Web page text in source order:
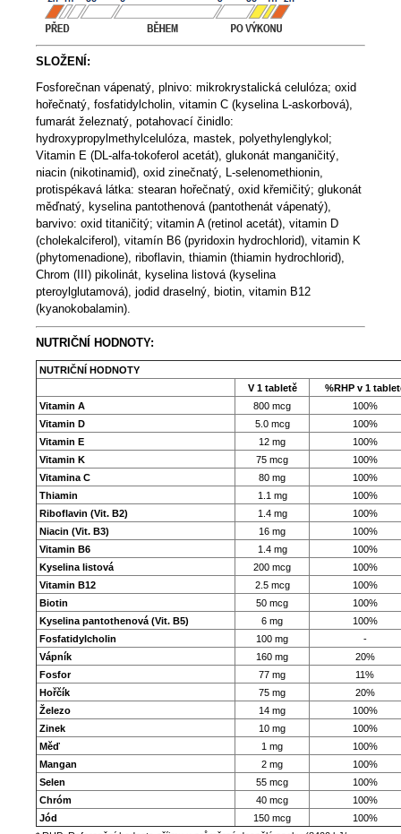
SLOŽENÍ:
Fosforečnan vápenatý, plnivo: mikrokrystalická celulóza; oxid
hořečnatý, fosfatidylcholin, vitamin C (kyselina L-askorbová),
fumarát železnatý, potahovací činidlo:
hydroxypropylmethylcelulóza, mastek, polyethylenglykol;
Vitamin E (DL-alfa-tokoferol acetát), glukonát manganičitý,
niacin (nikotinamid), oxid zinečnatý, L-selenomethionin,
protispékavá látka: stearan hořečnatý, oxid křemičitý; glukonát
měďnatý, kyselina pantothenová (pantothenát vápenatý),
barvivo: oxid titaničitý; vitamin A (retinol acetát), vitamin D
(cholekalciferol), vitamín B6 (pyridoxin hydrochlorid), vitamin K
(phytomenadione), riboflavin, thiamin (thiamin hydrochlorid),
Chrom (III) pikolinát, kyselina listová (kyselina
pteroylglutamová), jodid draselný, biotin, vitamin B12
(kyanokobalamin).
NUTRIČNÍ HODNOTY:
NUTRIČNÍ HODNOTY
V 1 tabletě
%RHP v 1
Vitamin A
800 mcg
100%
Vitamin D
5.0 mcg
100%
Vitamin E
12 mg
100%
Vitamin K
75 mcg
100%
Vitamina C
80 mg
100%
Thiamin
1.1 mg
100%
Riboflavin (Vit. B2)
1.4 mg
100%
Niacin (Vit. B3)
16 mg
100%
Vitamin B6
1.4 mg
100%
Kyselina listová
200 mcg
100%
Vitamin B12
2.5 mcg
100%
Biotin
50 mcg
100%
Kyselina pantothenová (Vit. B5)
6 mg
100%
Fosfatidylcholin
100 mg
-
Vápník
160 mg
20%
Fosfor
77 mg
11%
Hořčík
75 mg
20%
Železo
14 mg
100%
Zinek
10 mg
100%
Měď
1 mg
100%
Mangan
2 mg
100%
Selen
55 mcg
100%
Chróm
40 mcg
100%
Jód
150 mcg
100%